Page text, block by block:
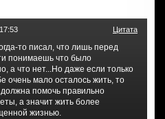
Цитата
то писал, что лишь перед
понимаешь что было
а что нет...Но даже если только
очень мало осталось жить, то
помочь правильно
а значит жить более
жизнью.